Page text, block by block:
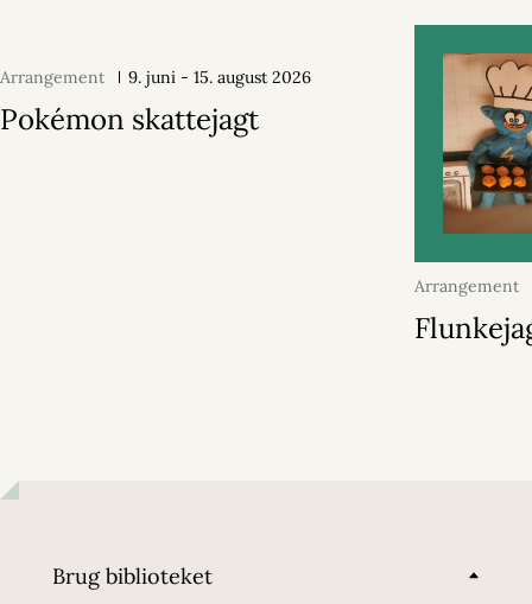
Arrangement 9. juni - 15. august 2026
Pokémon skattejagt
Arrangement
august 2026
Brug biblioteket